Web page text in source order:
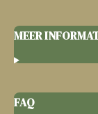
MEER
FAQ